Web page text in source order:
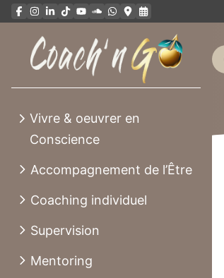
contenu
Vivre & oeuvrer en
Conscience
Accompagnement de l’Être
Coaching individuel
Supervision
Mentoring